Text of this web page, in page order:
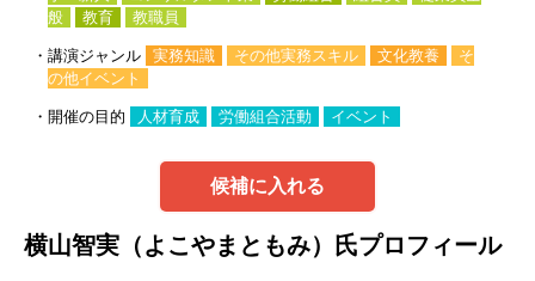
般
教育 教職員
・講演ジャンル 実務知識 その他実務スキル 文化教養
そ
の他イベント
・開催の目的 人材育成 労働組合活動 イベント
候補に入れる
横山智実（よこやまともみ）氏プロフィール